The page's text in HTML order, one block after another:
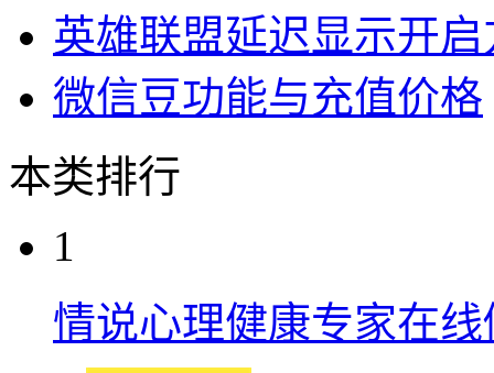
英雄联盟延迟显示开
微信豆功能与充值价格
本类排行
1
情说心理健康专家在线